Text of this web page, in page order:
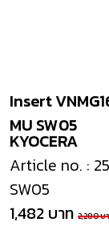
KYOCERA
Insert
MU SW05
Article no. :
SW05
1,482 บาท 2,280 บ